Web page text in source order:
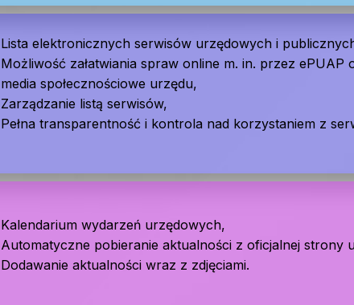
Lista elektronicznych serwisów urzędowych i
Możliwość załatwiania spraw online m. in. przez
media społecznościowe urzędu,
Zarządzanie listą serwisów,
Pełna transparentność i kontrola nad korzystaniem z
Kalendarium wydarzeń urzędowych,
Automatyczne pobieranie aktualności z oficjalnej strony
Dodawanie aktualności wraz z zdjęciami.